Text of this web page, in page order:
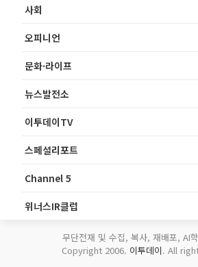
사회
오피니언
문화·라이프
뉴스발전소
이투데이TV
스페셜리포트
Channel 5
위너스IR클럽
무단전재 및 수집, 복사, 재배포, AI
Copyright 2006. 이투데이. All